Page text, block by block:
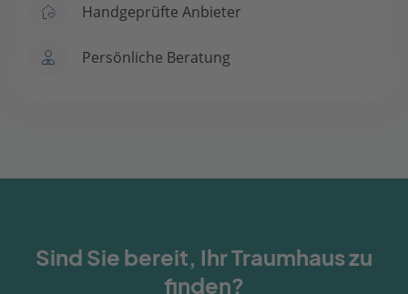
Handgeprüfte Anbieter
Persönliche Beratung
Sind Sie bereit, Ihr Traumhaus zu
finden?